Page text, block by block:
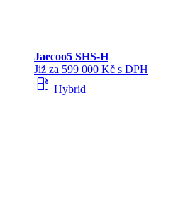
Jaecoo5 SHS-H
Již za 599 000 Kč s DPH
local_gas_station Hybrid